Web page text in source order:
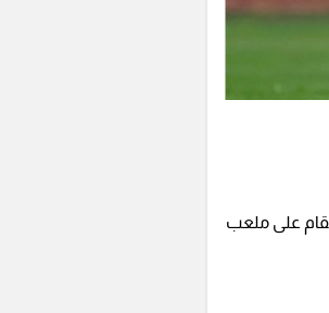
أمام سموحة بنتيجة 1-1، في اللقاء المقام على ملعب